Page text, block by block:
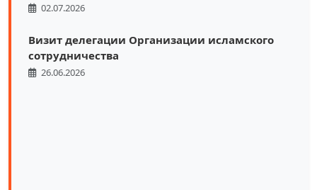
02.07.2026
Визит делегации Организации исламского
сотрудничества
26.06.2026